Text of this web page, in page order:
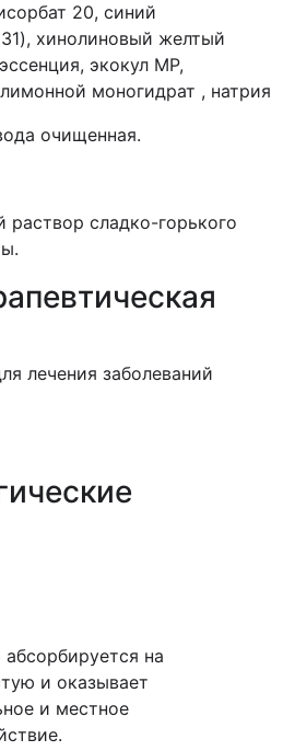
20, синий
хинолиновый желтый
экокул MP,
моногидрат , натрия
очищенная.
раствор сладко-горького
лечения заболеваний
на
и оказывает
и местное